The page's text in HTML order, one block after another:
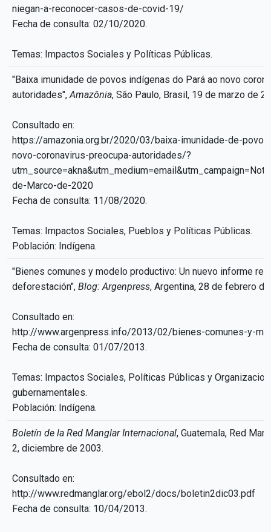
niegan-a-reconocer-casos-de-covid-19/
Fecha de consulta: 02/10/2020.
Temas: Impactos Sociales y Políticas Públicas.
"Baixa imunidade de povos indígenas do Pará ao novo
autoridades",Amazônia, São Paulo, Brasil, 19 de marzo de
Consultado en:
https://amazonia.org.br/2020/03/baixa-imunidade-de-
novo-coronavirus-preocupa-autoridades/?
de-Marco-de-2020
Fecha de consulta: 11/08/2020.
Temas: Impactos Sociales, Pueblos y Políticas Públicas.
Población: Indígena.
"Bienes comunes y modelo productivo: Un nuevo informe
deforestación", Blog: Argenpress, Argentina, 28 de febrero
Consultado en:
http://www.argenpress.info/2013/02/bienes-comunes-y-
Fecha de consulta: 01/07/2013.
Temas: Impactos Sociales, Políticas Públicas y
gubernamentales.
Población: Indígena.
Boletín de la Red Manglar Internacional, Guatemala, Red
2, diciembre de 2003.
Consultado en:
http://www.redmanglar.org/ebol2/docs/boletin2dic03.pdf
Fecha de consulta: 10/04/2013.